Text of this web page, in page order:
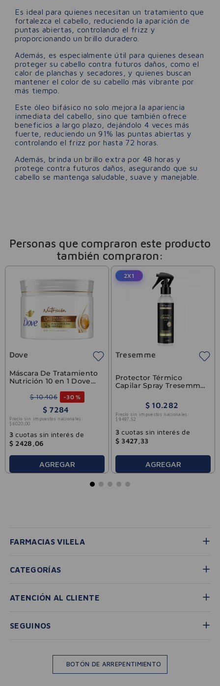
Es ideal para quienes necesitan un tratamiento que
fortalezca el cabello, reduciendo la aparición de
puntas abiertas, controlando el frizz y
proporcionando un brillo duradero.
Además, es especialmente útil para quienes desean
proteger su cabello contra futuros daños, como el
calor de planchas y secadores, y quienes buscan
mantener el color de su cabello más vibrante por
más tiempo.
Este óleo bifásico no solo mejora la apariencia
inmediata del cabello, sino que también ofrece
beneficios a largo plazo, dejándolo 4 veces más
fuerte, reduciendo un 91% las puntas abiertas y
controlando el frizz por hasta 72 horas.
Además, brinda un brillo extra por 48 horas y
protege contra futuros daños, asegurando que su
cabello se mantenga saludable, suave y manejable.
Personas que compraron este producto
también compraron:
Dove
Máscara De Tratamiento
Nutrición 10 en 1 Dove
$ 10.406 -30 %
$ 7284
Precio sin impuestos nacionales:
$ 6020 00
3cuotas sin interés de
$ 2428 06
AGREGAR
2X1
Tresemme
Protector Térmico
Capilar Spray Tresemme
$ 10 282
Precio sin impuestos nacionales:
$ 8497 52
3cuotas sin interés de
$ 3427 33
AGREGAR
FARMACIAS VILELA
CATEGORÍAS
ATENCIÓN AL CLIENTE
SEGUINOS
BOTÓN DE ARREPENTIMIENTO